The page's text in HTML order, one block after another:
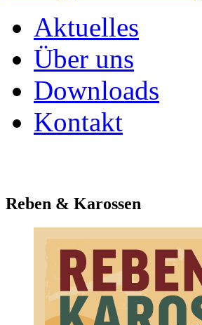
Aktuelles
Über uns
Downloads
Kontakt
Reben & Karossen